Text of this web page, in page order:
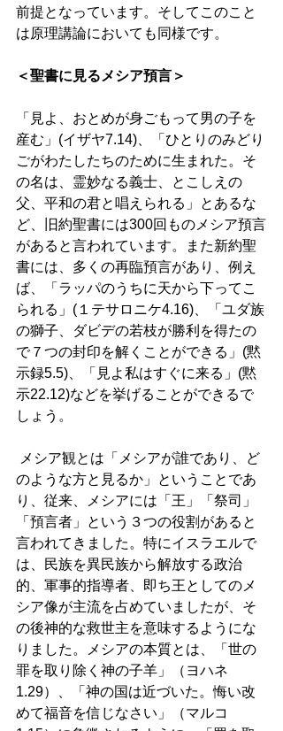
前提となっています。そしてこのこと
は原理講論においても同様です。
＜聖書に見るメシア預言＞
「見よ、おとめが身ごもって男の子を
産む」(イザヤ7.14)、「ひとりのみどり
ごがわたしたちのために生まれた。そ
の名は、霊妙なる義士、とこしえの
父、平和の君と唱えられる」とあるな
ど、旧約聖書には300回ものメシア預言
があると言われています。また新約聖
書には、多くの再臨預言があり、例え
ば、「ラッパのうちに天から下ってこ
られる」(１テサロニケ4.16)、「ユダ族
の獅子、ダビデの若枝が勝利を得たの
で７つの封印を解くことができる」(黙
示録5.5)、「見よ私はすぐに来る」(黙
示22.12)などを挙げることができるで
しょう。
のような方と見るか」ということであ
り、従来、メシアには「王」「祭司」
「預言者」という３つの役割があると
言われてきました。特にイスラエルで
は、民族を異民族から解放する政治
的、軍事的指導者、即ち王としてのメ
シア像が主流を占めていましたが、そ
の後神的な救世主を意味するようにな
りました。メシアの本質とは、「世の
罪を取り除く神の子羊」（ヨハネ
1.29）、「神の国は近づいた。悔い改
めて福音を信じなさい」（マルコ